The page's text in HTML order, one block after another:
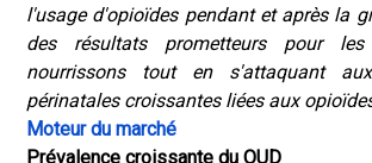
l'usage d'opioïdes pendant et après la
des résultats prometteurs pour
nourrissons tout en s'attaquant
périnatales croissantes liées aux
Moteur du marché
Prévalence croissante du OUD